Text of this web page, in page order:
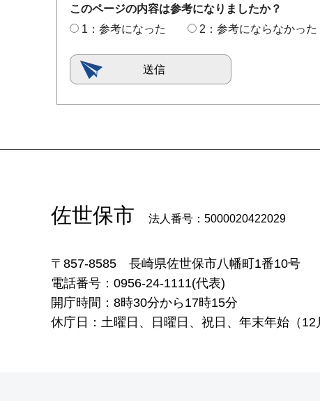
このページの内容は参考になりましたか？
1：参考になった
2：参考にならなかった
佐世保市 法人番号：5000020422029
〒857-8585 長崎県佐世保市八幡町1番10号
電話番号：0956-24-1111(代表)
開庁時間：8時30分から17時15分
休庁日：土曜日、日曜日、祝日、年末年始（12